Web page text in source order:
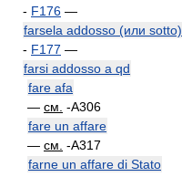
- F176 —
farsela addosso (или sotto)
- F177 —
farsi addosso a qd
fare afa
— см. -A306
fare un affare
— см. -A317
farne un affare di Stato